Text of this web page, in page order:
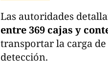
Las autoridades
entre 369 cajas y
transportar la carga
detección.